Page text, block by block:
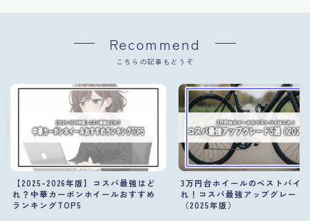
Recommend
こちらの記事もどうぞ
【2025-2026年版】コスパ最強はど
れ？中華カーボンホイールおすすめ
ランキングTOP5
3万円台ホイールのベストバイ
れ！コスパ最強アップグレード
（2025年版）